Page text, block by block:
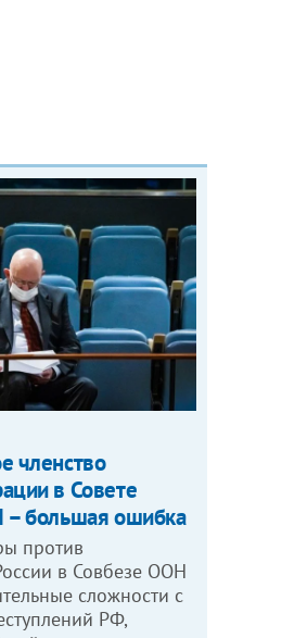
членство
в Совете
– большая ошибка
против
в Совбезе ООН
сложности с
РФ,